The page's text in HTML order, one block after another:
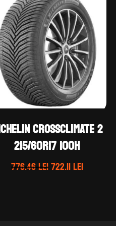
CROSSCLIMATE 2
215/60R17 100H
776.46leiPrețul
722.11leiPrețul